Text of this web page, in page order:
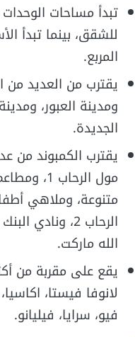
المربع.
يقترب من العديد من
ومدينة العبور،
الجديدة.
يقترب الكمبوند من
مول
متنوعة، وملاهي
الرحاب 2،
الله ماركت.
يقع على مقربة من
لانوفا فيستا،
فيو، سرايا، فيليانو.